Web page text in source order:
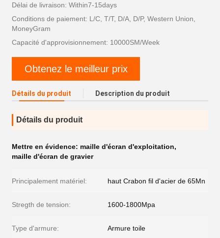
Délai de livraison: Within7-15days
Conditions de paiement: L/C, T/T, D/A, D/P, Western Union,
MoneyGram
Capacité d'approvisionnement: 10000SM/Week
Obtenez le meilleur prix
Détails du produit Description du produit
Détails du produit
Mettre en évidence: maille d'écran d'exploitation,
maille d'écran de gravier
Principalement matériel: haut Crabon fil d'acier de 65Mn
Stregth de tension: 1600-1800Mpa
Type d'armure: Armure toile